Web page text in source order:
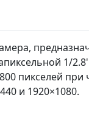
1/
пикселей при
и 1920×1080.